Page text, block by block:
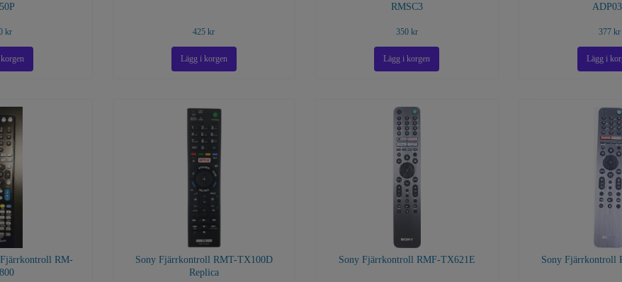
kr 425 kr
RMSC3
350 kr 377 kr
RM-
Sony Fjärrkontroll RMT-TX100D
Replica
Sony Fjärrkontroll RMF-TX621E Sony Fjärrkontroll